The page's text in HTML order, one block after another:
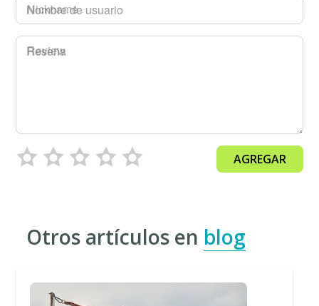
Nombre de usuario
Reseña
AGREGAR
Otros artículos en blog